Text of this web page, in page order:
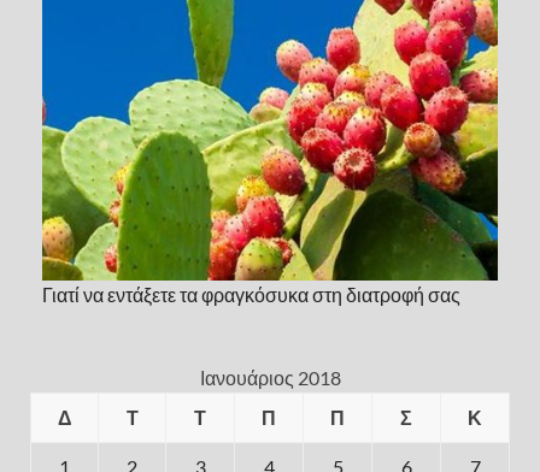
Γιατί να εντάξετε τα φραγκόσυκα στη διατροφή σας
Ιανουάριος 2018
Δ
Τ Τ Π Π Σ Κ
1 2 3 4 5 6 7